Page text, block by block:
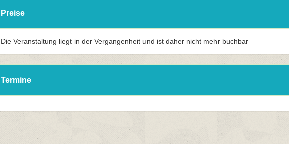
Preise
Die Veranstaltung liegt in der Vergangenheit und ist daher nicht mehr buchbar
Termine